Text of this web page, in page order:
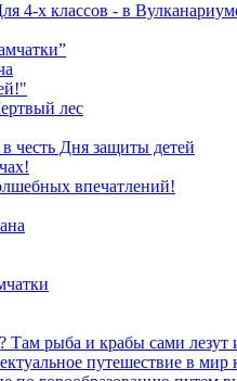
4-х классов - в
лес
честь Дня защиты детей
впечатлений!
рыба и крабы сами лезут
путешествие в мир